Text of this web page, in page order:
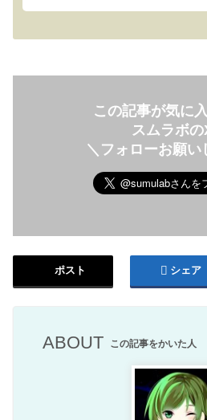
この記事が気に
スムラボの
＼フォローお願い
ポスト シェア
ABOUT この記事をかいた人